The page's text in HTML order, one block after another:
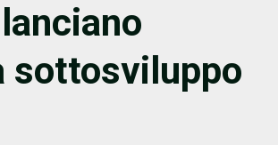
sottosviluppo